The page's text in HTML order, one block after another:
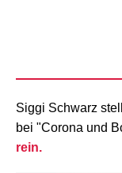
Siggi Schwarz
bei "Corona und
rein.